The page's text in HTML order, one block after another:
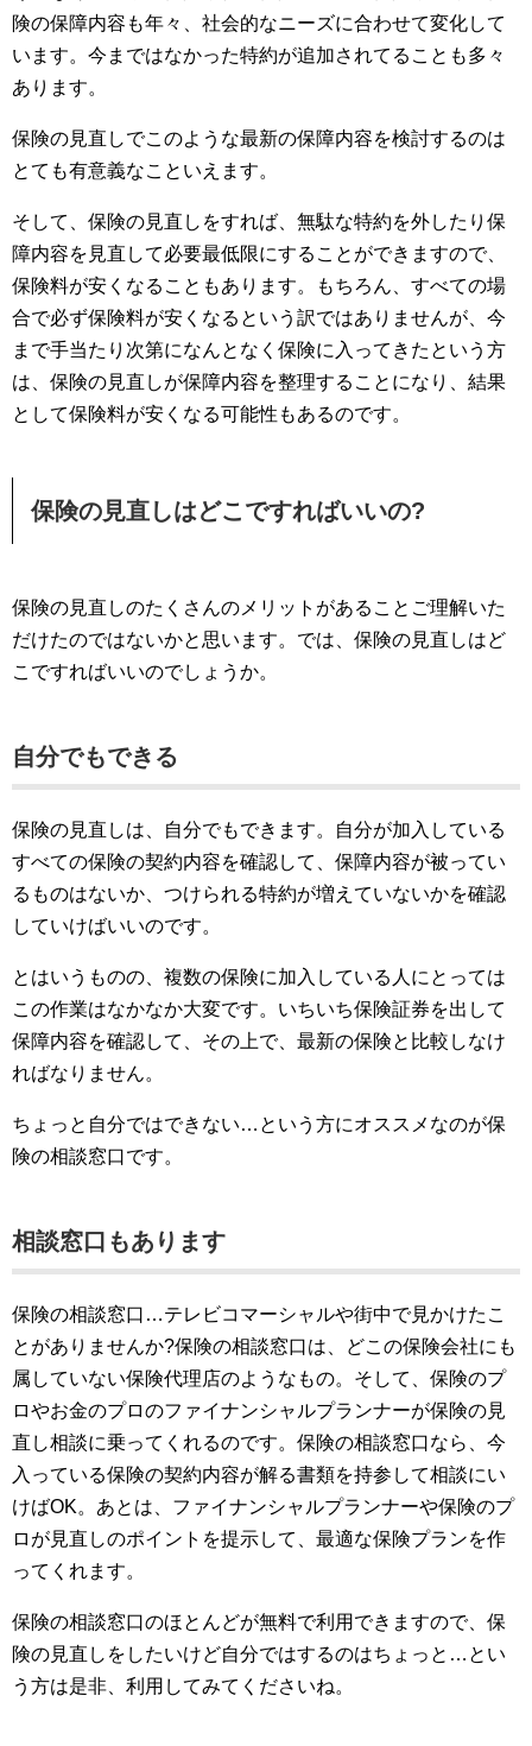
険の保障内容も年々、社会的なニーズに合わせて変化して
います。今まではなかった特約が追加されてることも多々
あります。
保険の見直しでこのような最新の保障内容を検討するのは
とても有意義なこといえます。
そして、保険の見直しをすれば、無駄な特約を外したり保
障内容を見直して必要最低限にすることができますので、
保険料が安くなることもあります。もちろん、すべての場
合で必ず保険料が安くなるという訳ではありませんが、今
まで手当たり次第になんとなく保険に入ってきたという方
は、保険の見直しが保障内容を整理することになり、結果
として保険料が安くなる可能性もあるのです。
保険の見直しはどこですればいいの?
保険の見直しのたくさんのメリットがあることご理解いた
だけたのではないかと思います。では、保険の見直しはど
こですればいいのでしょうか。
自分でもできる
保険の見直しは、自分でもできます。自分が加入している
すべての保険の契約内容を確認して、保障内容が被ってい
るものはないか、つけられる特約が増えていないかを確認
していけばいいのです。
とはいうものの、複数の保険に加入している人にとっては
この作業はなかなか大変です。いちいち保険証券を出して
保障内容を確認して、その上で、最新の保険と比較しなけ
ればなりません。
ちょっと自分ではできない…という方にオススメなのが保
険の相談窓口です。
相談窓口もあります
保険の相談窓口…テレビコマーシャルや街中で見かけたこ
とがありませんか?保険の相談窓口は、どこの保険会社にも
属していない保険代理店のようなもの。そして、保険のプ
ロやお金のプロのファイナンシャルプランナーが保険の見
直し相談に乗ってくれるのです。保険の相談窓口なら、今
入っている保険の契約内容が解る書類を持参して相談にい
けばOK。あとは、ファイナンシャルプランナーや保険のプ
ロが見直しのポイントを提示して、最適な保険プランを作
ってくれます。
保険の相談窓口のほとんどが無料で利用できますので、保
険の見直しをしたいけど自分ではするのはちょっと…とい
う方は是非、利用してみてくださいね。